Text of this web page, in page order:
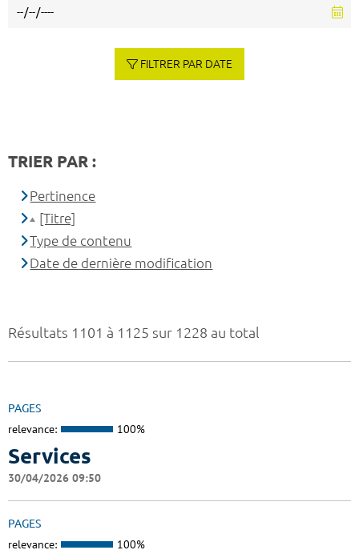
Résultats 1101 à 1125 sur 1228 au total
PAGES
relevance: 100%
Services
30/04/2026 09:50
PAGES
relevance: 100%
FILTRER PAR DATE
TRIER PAR :
Pertinence
[Titre]
Type de contenu
Date de dernière modification